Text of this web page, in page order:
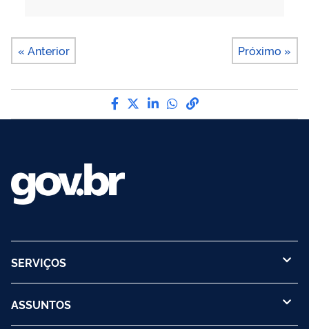
« Anterior Próximo »
Compartilhe por Facebook
Compartilhe por Twitter
Compartilhe por LinkedIn
Compartilhe por
link para Copiar
SERVIÇOS
ASSUNTOS